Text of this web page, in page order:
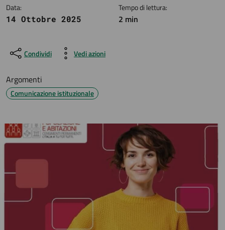
Data:
14 Ottobre 2025
Tempo di lettura:
2 min
Condividi Vedi azioni
Argomenti
Comunicazione istituzionale